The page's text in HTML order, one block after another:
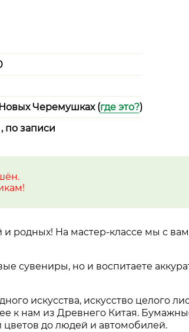
Черемушках (где это?)
по записи
и родных! На мастер-классе мы с
сувениры, но и воспитаете
искусства, искусство целого
к нам из Древнего Китая.
до людей и автомобилей.